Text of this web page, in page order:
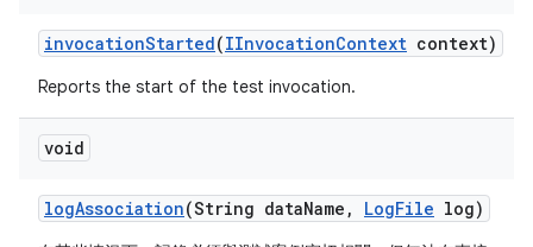
invocationStarted(IInvocationContext context)
Reports the start of the test invocation.
void
logAssociation(String dataName , LogFile log)